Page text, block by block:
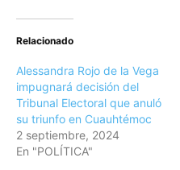
Relacionado
Alessandra Rojo de la Vega
impugnará decisión del
Tribunal Electoral que anuló
su triunfo en Cuauhtémoc
2 septiembre, 2024
En "POLÍTICA"